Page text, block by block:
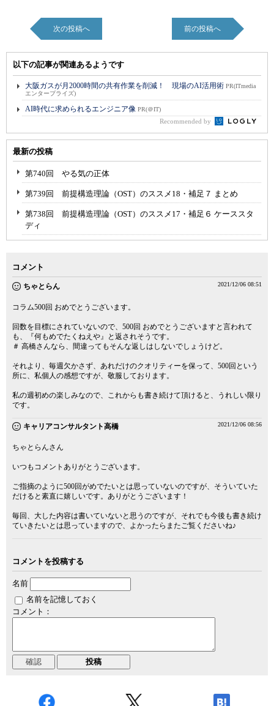
次の投稿へ 前の投稿へ
以下の記事が関連あるようです
大阪ガスが月2000時間の共有作業を削減！ 現場のAI活用術 PR(ITmedia
エンタープライズ)
AI時代に求められるエンジニア像 PR(＠IT)
Recommended by
最新の投稿
第740回 やる気の正体
第739回 前提構造理論（OST）のススメ18・補足７ まとめ
第738回 前提構造理論（OST）のススメ17・補足６ ケーススタ
ディ
コメント
ちゃとらん 2021/12/06 08:51
コラム500回 おめでとうございます。
回数を目標にされていないので、500回 おめでとうございますと言われて
も、『何もめでたくねえや』と返されそうです。
＃ 高橋さんなら、間違ってもそんな返しはしないでしょうけど。
それより、毎週欠かさず、あれだけのクオリティーを保って、500回という
所に、私個人の感想ですが、敬服しております。
私の週初めの楽しみなので、これからも書き続けて頂けると、うれしい限り
です。
キャリアコンサルタント高橋 2021/12/06 08:56
ちゃとらんさん
いつもコメントありがとうございます。
ご指摘のように500回がめでたいとは思っていないのですが、そういていた
だけると素直に嬉しいです。ありがとうございます！
毎回、大した内容は書いていないと思うのですが、それでも今後も書き続け
ていきたいとは思っていますので、よかったらまたご覧くださいね♪
コメントを投稿する
名前
名前を記憶しておく
コメント：